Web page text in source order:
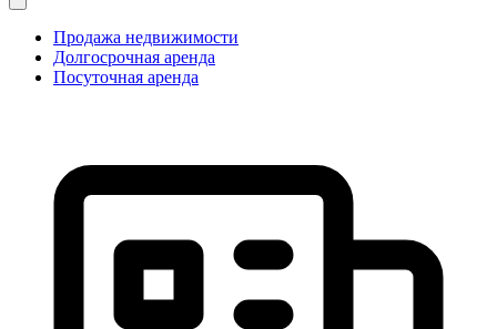
Продажа недвижимости
Долгосрочная аренда
Посуточная аренда